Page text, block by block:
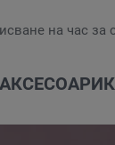
на час за